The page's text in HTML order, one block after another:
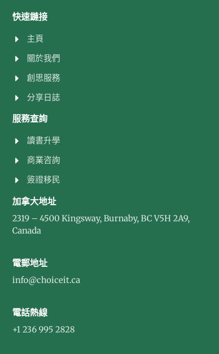
快速鏈接
主頁
關於我們
創思服務
分享日誌
服務查詢
讀書升學
商業咨詢
簽證移民
加拿大地址
2319 – 4500 Kingsway, Burnaby, BC V5H 2A9,
Canada
電郵地址
info@choiceit.ca
電話熱線
+1 236 995 2828